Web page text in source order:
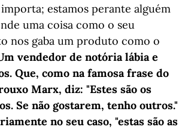
estamos perante alguém
uma coisa como o seu
nos gaba um produto como o
vendedor de notória lábia e
Que, como na famosa frase do
Marx, diz: "Estes são os
Se não gostarem, tenho outros."
no seu caso, "estas são as